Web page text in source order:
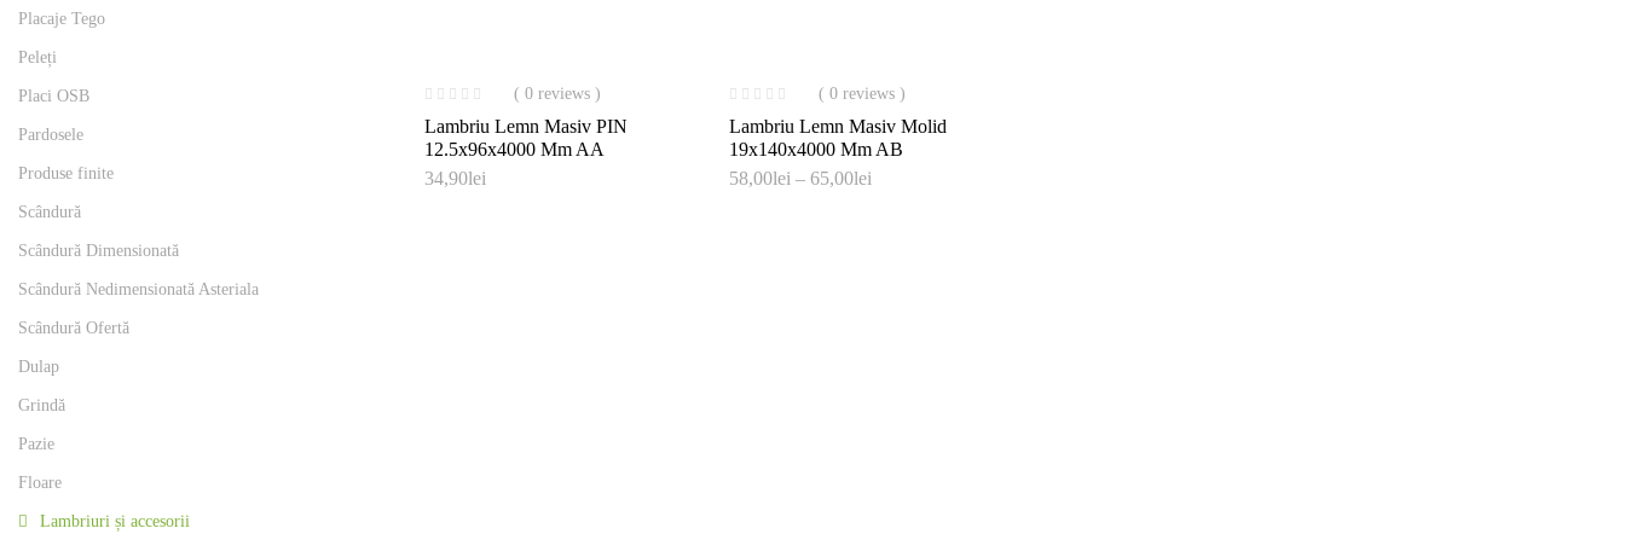
Placaje Tego
Peleți
Placi OSB
Pardosele
Produse finite
Scândură
Scândură Dimensionată
Scândură Nedimensionată Asteriala
Scândură Ofertă
Dulap
Grindă
Pazie
Floare
Lambriuri și accesorii
( 0 reviews )
Lambriu Lemn Masiv PIN
12.5x96x4000 Mm AA
34,90lei
( 0 reviews )
Lambriu Lemn Masiv Molid
19x140x4000 Mm AB
58,00lei – 65,00lei